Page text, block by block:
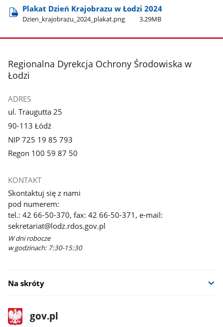
Plakat Dzień Krajobrazu w Łodzi 2024
Dzien​_krajobrazu​_2024​_plakat.png 3.29MB
stopka
Regionalna Dyrekcja Ochrony Środowiska w
Łodzi
ADRES
ul. Traugutta 25
90-113 Łódź
NIP 725 19 85 793
Regon 100 59 87 50
KONTAKT
Skontaktuj się z nami
pod numerem:
tel.: 42 66-50-370, fax: 42 66-50-371, e-mail:
sekretariat@lodz.rdos.gov.pl
W dni robocze
w godzinach: 7:30-15:30
Na skróty
stopka
gov.pl
Strona
gov.pl